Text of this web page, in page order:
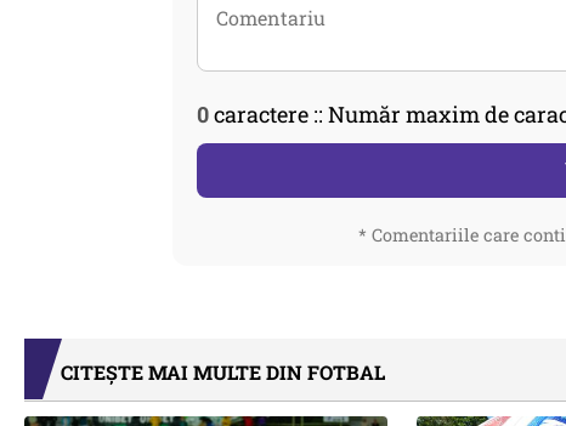
0caractere :: Număr maxim de
* Comentariile care
CITEȘTE MAI MULTE DIN FOTBAL